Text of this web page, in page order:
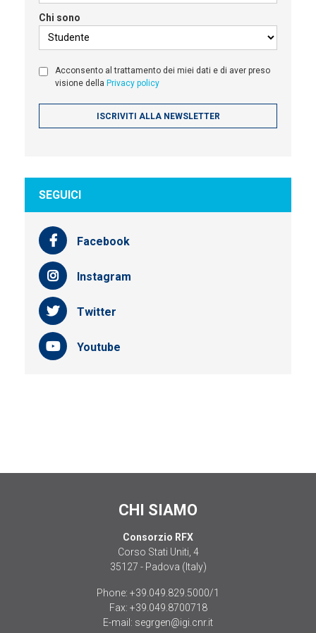
Chi sono
Acconsento al trattamento dei miei dati e di aver preso
visione della Privacy policy
SEGUICI
Facebook
Instagram
Twitter
Youtube
CHI SIAMO
Consorzio RFX
Corso Stati Uniti, 4
35127 - Padova (Italy)
Phone: +39.049.829.5000/1
Fax: +39.049.8700718
E-mail: segrgen@igi.cnr.it